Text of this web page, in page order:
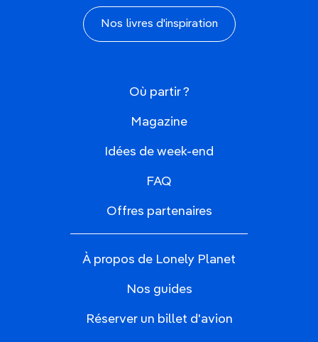
Nos livres d'inspiration
Où partir ?
Magazine
Idées de week-end
FAQ
Offres partenaires
À propos de Lonely Planet
Nos guides
Réserver un billet d'avion